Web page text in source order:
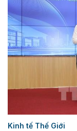
Kinh tế Thế Giới